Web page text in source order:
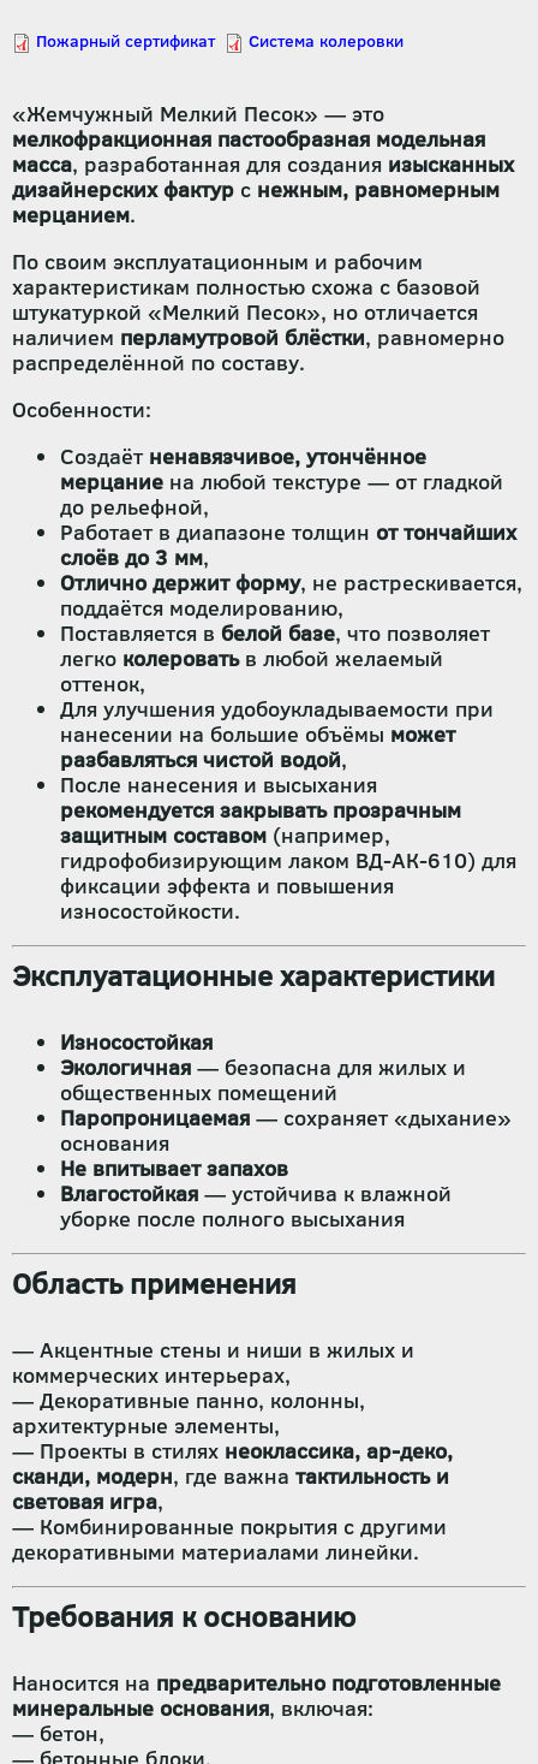
«Жемчужный Мелкий Песок» — это
мелкофракционная пастообразная модельная
масса, разработанная для создания изысканных
дизайнерских фактур с нежным, равномерным
мерцанием.
По своим эксплуатационным и рабочим
характеристикам полностью схожа с базовой
штукатуркой «Мелкий Песок», но отличается
наличием перламутровой блёстки, равномерно
распределённой по составу.
Особенности:
Создаёт ненавязчивое, утончённое
мерцание на любой текстуре — от гладкой
до рельефной,
Работает в диапазоне толщин от тончайших
слоёв до 3 мм,
Отлично держит форму, не растрескивается,
поддаётся моделированию,
Поставляется в белой базе, что позволяет
легко колероватьв любой желаемый
оттенок,
Для улучшения удобоукладываемости при
нанесении на большие объёмы может
разбавляться чистой водой,
После нанесения и высыхания
рекомендуется закрывать прозрачным
защитным составом (например,
гидрофобизирующим лаком ВД-АК-610) для
фиксации эффекта и повышения
износостойкости.
Эксплуатационные характеристики
Износостойкая
Экологичная — безопасна для жилых и
общественных помещений
Паропроницаемая — сохраняет «дыхание»
основания
Не впитывает запахов
Влагостойкая — устойчива к влажной
уборке после полного высыхания
Область применения
— Акцентные стены и ниши в жилых и
коммерческих интерьерах,
— Декоративные панно, колонны,
архитектурные элементы,
— Проекты в стилях неоклассика, ар-деко,
сканди, модерн, где важна тактильность и
световая игра,
— Комбинированные покрытия с другими
декоративными материалами линейки.
Требования к основанию
Наносится на предварительно подготовленные
минеральные основания, включая:
— бетон,